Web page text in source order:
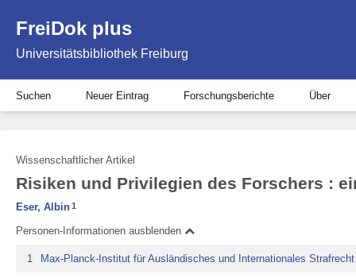
FreiDok plus
Universitätsbibliothek Freiburg
Suchen Neuer Eintrag Forschungsberichte Über
Wissenschaftlicher Artikel
Risiken und Privilegien des Forschers :
Eser, Albin1
Personen-Informationen ausblenden
1 Max-Planck-Institut für Ausländisches und Internationales Strafrecht